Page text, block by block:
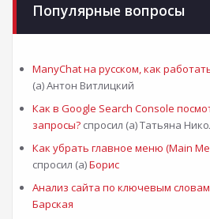
Популярные вопросы
ManyChat на русском, как
(а) Антон Витлицкий
Как в Google Search Console
запросы? спросил (а) Татьяна
Как убрать главное меню (Main
спросил (а)Борис
Анализ сайта по ключевым словам
Барская